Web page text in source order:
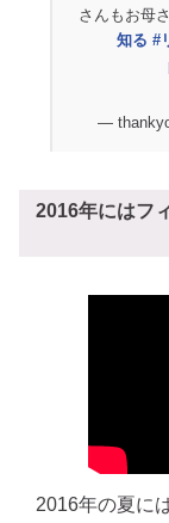
さんもお母
知る #
—
2016年にはフ
2016年の夏に